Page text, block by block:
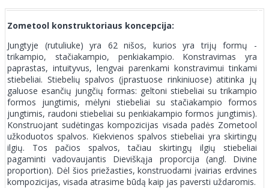
Zometool konstruktoriaus koncepcija:
Jungtyje (rutuliuke) yra 62 nišos, kurios yra trijų formų -
trikampio, stačiakampio, penkiakampio. Konstravimas yra
paprastas, intuityvus, lengvai parenkami konstravimui tinkami
stiebeliai. Stiebelių spalvos (įprastuose rinkiniuose) atitinka jų
galuose esančių jungčių formas: geltoni stiebeliai su trikampio
formos jungtimis, mėlyni stiebeliai su stačiakampio formos
jungtimis, raudoni stiebeliai su penkiakampio formos jungtimis).
Konstruojant sudėtingas kompozicijas visada padės Zometool
užkoduotos spalvos. Kiekvienos spalvos stiebeliai yra skirtingų
ilgių. Tos pačios spalvos, tačiau skirtingų ilgių stiebeliai
pagaminti vadovaujantis Dieviškąja proporcija (angl. Divine
proportion). Dėl šios priežasties, konstruodami įvairias erdvines
kompozicijas, visada atrasime būdą kaip jas paversti uždaromis.